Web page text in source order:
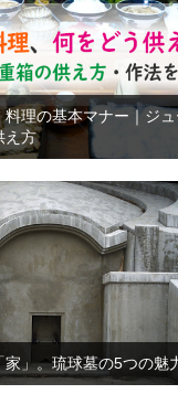
理の基本マナー｜ジュ
え方
」。琉球墓の5つの魅